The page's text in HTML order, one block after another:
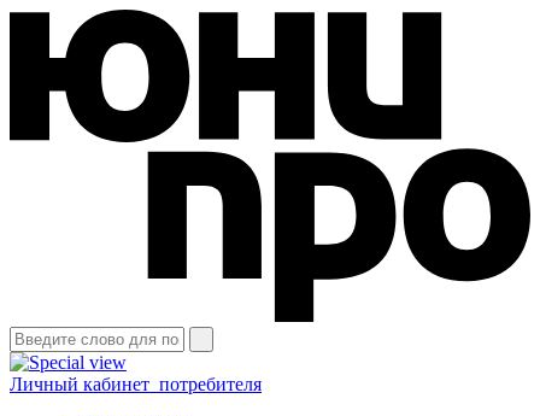
Личный кабинет потребителя